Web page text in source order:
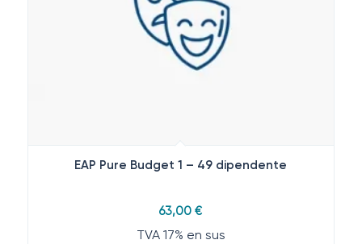
EAP Pure Budget 1 – 49 dipendente
63,00€
TVA 17% en sus